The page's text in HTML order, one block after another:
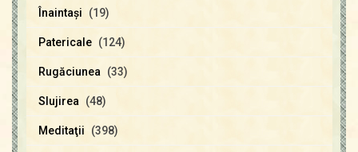
Înaintaşi (19)
Patericale (124)
Rugăciunea (33)
Slujirea (48)
Meditaţii (398)